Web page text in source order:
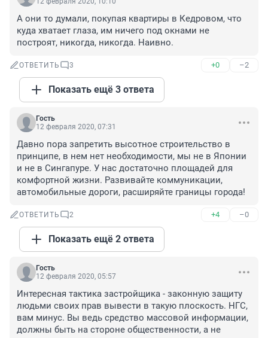
А они то думали, покупая квартиры в Кедровом, что
куда хватает глаза, им ничего под окнами не
построят, никогда, никогда. Наивно.
ОТВЕТИТЬ 3 +0 –2
Показать ещё 3 ответа
Гость
12 февраля 2020, 07:31
Давно пора запретить высотное строительство в
принципе, в нем нет необходимости, мы не в Японии
и не в Сингапуре. У нас достаточно площадей для
комфортной жизни. Развивайте коммуникации,
автомобильные дороги, расширяйте границы города!
ОТВЕТИТЬ 2 +4 –0
Показать ещё 2 ответа
Гость
12 февраля 2020, 05:57
Интересная тактика застройщика - законную защиту
людьми своих прав вывести в такую плоскость. НГС,
вам минус. Вы ведь средство массовой информации,
должны быть на стороне общественности, а не